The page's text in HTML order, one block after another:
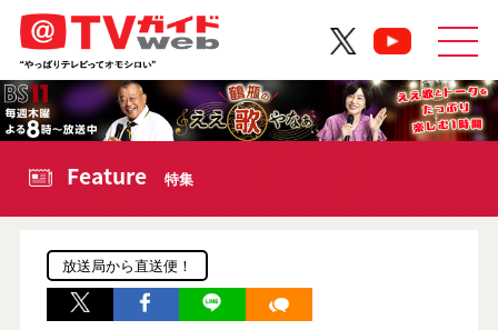
Feature 特集
放送局から直送便！